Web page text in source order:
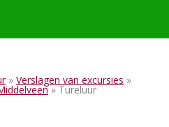
» Verslagen van excursies »
» Tureluur